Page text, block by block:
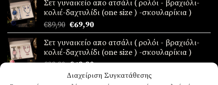
Διαχείριση Συγκατάθεσης
Σετ γυναικείο απο ατσάλι ( ρολόι - βραχιόλι-
κολιέ-δαχτυλίδι (one size ) -σκουλαρίκια )
€89,90 Original
price
was:
€89,90.
€69,90Η
τρέχουσα
τιμή
είναι:
€69,90.
Σετ γυναικείο απο ατσάλι ( ρολόι - βραχιόλι-
κολιέ-δαχτυλίδι (one size ) -σκουλαρίκια )
€89,90 Original
price
€69,90Η
τρέχουσα
Ανδρικά δερμάτινα βραχιόλια 3 σειρές